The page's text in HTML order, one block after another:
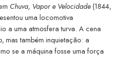
Chuva, Vapor e Velocidade(1844,
uma locomotiva
a uma atmosfera turva. A cena
mas também inquietação: a
se a máquina fosse uma força